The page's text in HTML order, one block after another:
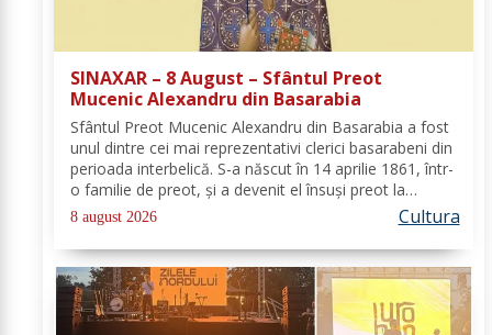
SINAXAR – 8 August – Sfântul Preot
Mucenic Alexandru din Basarabia
Sfântul Preot Mucenic Alexandru din Basarabia a fost
unul dintre cei mai reprezentativi clerici basarabeni din
perioada interbelică. S-a născut în 14 aprilie 1861, într-
o familie de preot, și a devenit el însuși preot la
Biserica „Aleksandr Nevski” din Călăraşi-sat, în
Republica Moldova de azi. A...
8 august 2026 Cultura